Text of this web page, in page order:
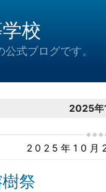
校
式ブログです。
2025年
2025年10月
祭